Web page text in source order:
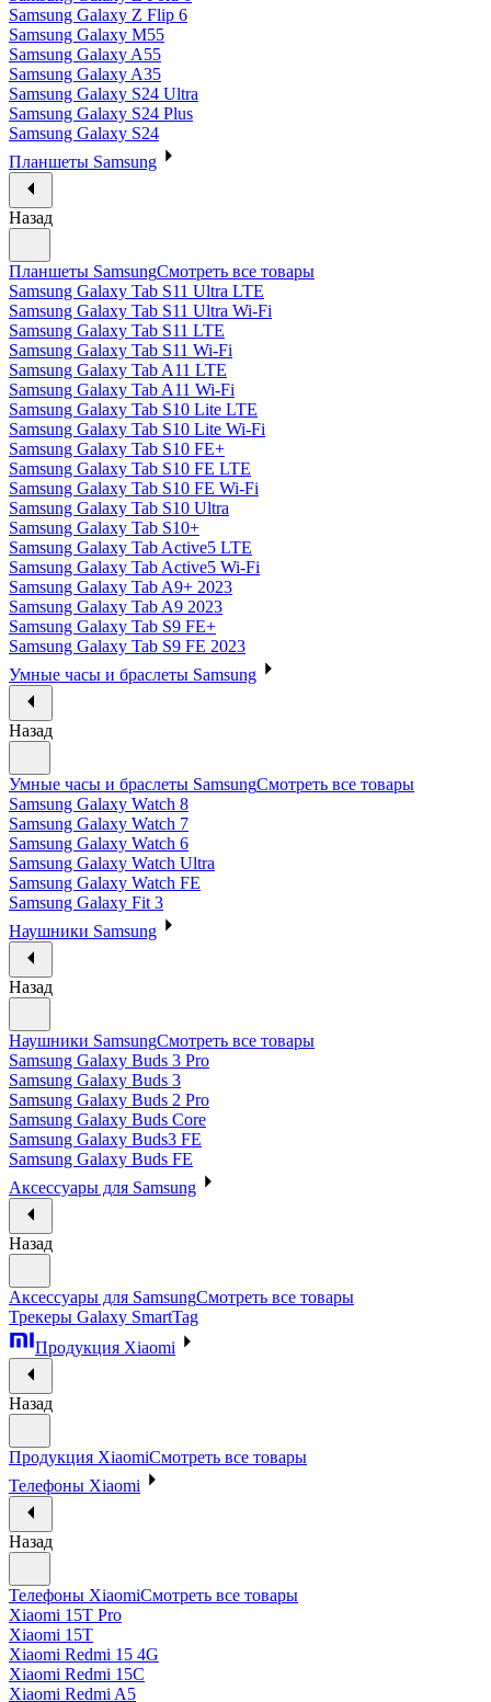
Samsung Galaxy Z Flip 6
Samsung Galaxy M55
Samsung Galaxy A55
Samsung Galaxy A35
Samsung Galaxy S24 Ultra
Samsung Galaxy S24 Plus
Samsung Galaxy S24
Планшеты Samsung
Назад
Планшеты SamsungСмотреть все товары
Samsung Galaxy Tab S11 Ultra LTE
Samsung Galaxy Tab S11 Ultra Wi-Fi
Samsung Galaxy Tab S11 LTE
Samsung Galaxy Tab S11 Wi-Fi
Samsung Galaxy Tab A11 LTE
Samsung Galaxy Tab A11 Wi-Fi
Samsung Galaxy Tab S10 Lite LTE
Samsung Galaxy Tab S10 Lite Wi-Fi
Samsung Galaxy Tab S10 FE+
Samsung Galaxy Tab S10 FE LTE
Samsung Galaxy Tab S10 FE Wi-Fi
Samsung Galaxy Tab S10 Ultra
Samsung Galaxy Tab S10+
Samsung Galaxy Tab Active5 LTE
Samsung Galaxy Tab Active5 Wi-Fi
Samsung Galaxy Tab A9+ 2023
Samsung Galaxy Tab A9 2023
Samsung Galaxy Tab S9 FE+
Samsung Galaxy Tab S9 FE 2023
Умные часы и браслеты Samsung
Назад
Умные часы и браслеты SamsungСмотреть все товары
Samsung Galaxy Watch 8
Samsung Galaxy Watch 7
Samsung Galaxy Watch 6
Samsung Galaxy Watch Ultra
Samsung Galaxy Watch FE
Samsung Galaxy Fit 3
Наушники Samsung
Назад
Наушники SamsungСмотреть все товары
Samsung Galaxy Buds 3 Pro
Samsung Galaxy Buds 3
Samsung Galaxy Buds 2 Pro
Samsung Galaxy Buds Core
Samsung Galaxy Buds3 FE
Samsung Galaxy Buds FE
Аксессуары для Samsung
Назад
Аксессуары для SamsungСмотреть все товары
Трекеры Galaxy SmartTag
Продукция Xiaomi
Назад
Продукция XiaomiСмотреть все товары
Телефоны Xiaomi
Назад
Телефоны XiaomiСмотреть все товары
Xiaomi 15T Pro
Xiaomi 15T
Xiaomi Redmi 15 4G
Xiaomi Redmi 15C
Xiaomi Redmi A5